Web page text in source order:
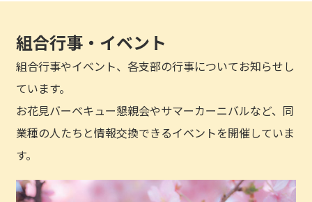
組合行事・イベント
組合行事やイベント、各支部の行事についてお知らせし
ています。
お花見バーベキュー懇親会やサマーカーニバルなど、同
業種の人たちと情報交換できるイベントを開催していま
す。